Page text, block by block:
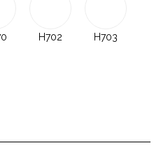
H702 H703